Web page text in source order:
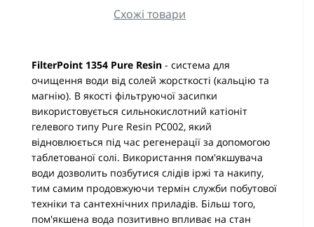
Схожі товари
FilterPoint 1354 Pure Resin - система для
очищення води від солей жорсткості (кальцію та
магнію). В якості фільтруючої засипки
використовується сильнокислотний катіоніт
гелевого типу Pure Resin PC002, який
відновлюється під час регенерації за допомогою
таблетованої солі. Використання пом'якшувача
води дозволить позбутися слідів іржі та накипу,
тим самим продовжуючи термін служби побутової
техніки та сантехнічних приладів. Більш того,
пом'якшена вода позитивно впливає на стан